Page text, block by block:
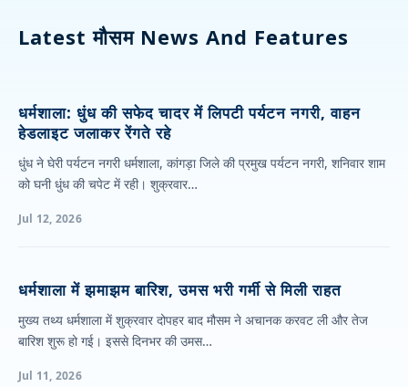
Latest मौसम News And Features
धर्मशाला: धुंध की सफेद चादर में लिपटी पर्यटन नगरी, वाहन
हेडलाइट जलाकर रेंगते रहे
धुंध ने घेरी पर्यटन नगरी धर्मशाला, कांगड़ा जिले की प्रमुख पर्यटन नगरी, शनिवार शाम
को घनी धुंध की चपेट में रही। शुक्रवार…
Jul 12, 2026
धर्मशाला में झमाझम बारिश, उमस भरी गर्मी से मिली राहत
मुख्य तथ्य धर्मशाला में शुक्रवार दोपहर बाद मौसम ने अचानक करवट ली और तेज
बारिश शुरू हो गई। इससे दिनभर की उमस…
Jul 11, 2026